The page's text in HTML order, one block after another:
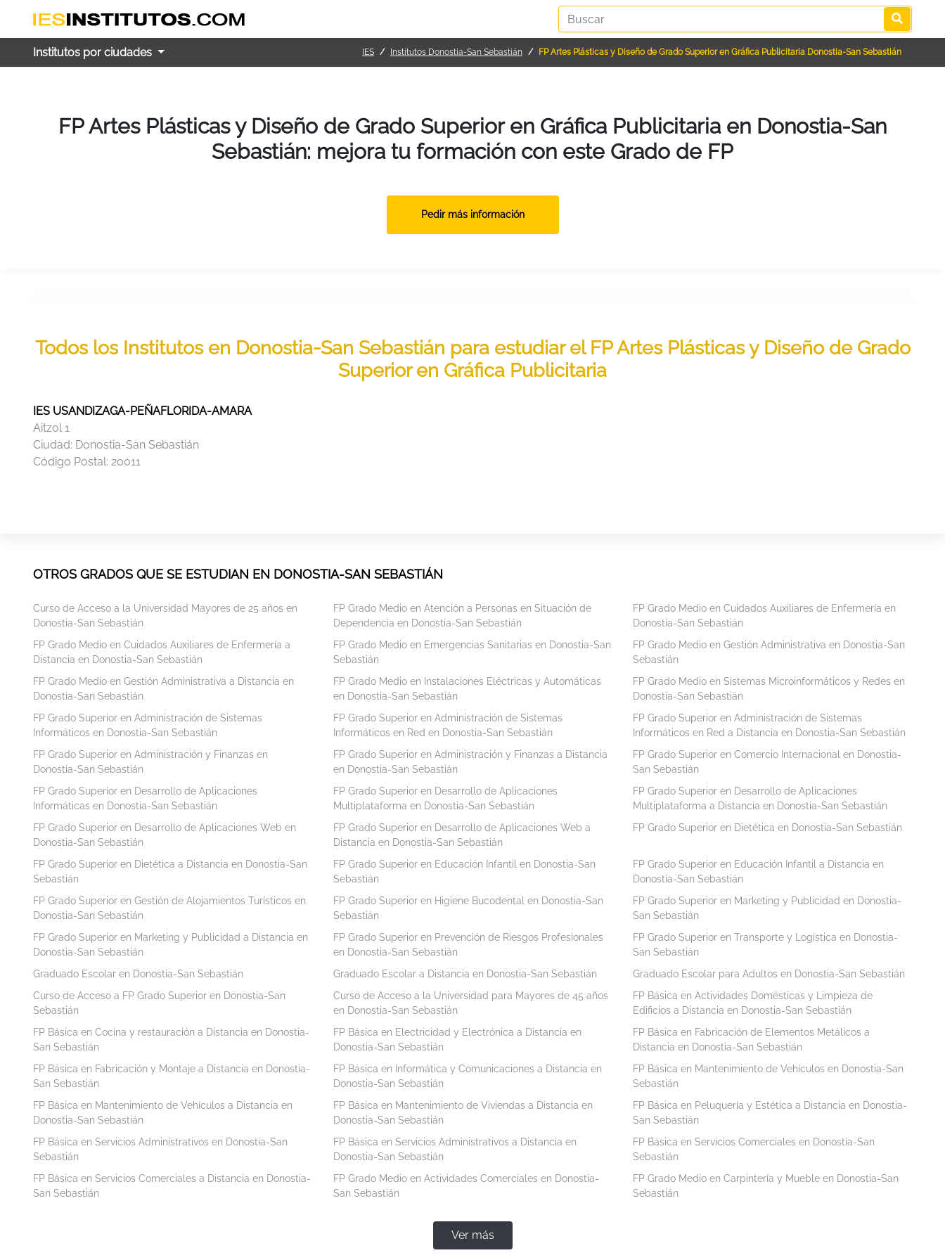
Institutos por ciudades IES Institutos Donostia-San Sebastián FP Artes Plásticas y Diseño de Grado Superior en Gráfica Publicitaria Donostia-San Sebastián
FP Artes Plásticas y Diseño de Grado Superior en Gráfica Publicitaria en Donostia-San
Sebastián: mejora tu formación con este Grado de FP
Pedir más información
Todos los Institutos en Donostia-San Sebastián para estudiar el FP Artes Plásticas y Diseño de Grado
Superior en Gráfica Publicitaria
IES USANDIZAGA-PEÑAFLORIDA-AMARA
Aitzol 1
Ciudad: Donostia-San Sebastián
Código Postal: 20011
OTROS GRADOS QUE SE ESTUDIAN EN DONOSTIA-SAN SEBASTIÁN
Curso de Acceso a la Universidad Mayores de 25 años en
Donostia-San Sebastián
FP Grado Medio en Atención a Personas en Situación de
Dependencia en Donostia-San Sebastián
FP Grado Medio en Cuidados Auxiliares de Enfermería en
Donostia-San Sebastián
FP Grado Medio en Cuidados Auxiliares de Enfermería a
Distancia en Donostia-San Sebastián
FP Grado Medio en Emergencias Sanitarias en Donostia-San
Sebastián
FP Grado Medio en Gestión Administrativa en Donostia-San
Sebastián
FP Grado Medio en Gestión Administrativa a Distancia en
Donostia-San Sebastián
FP Grado Medio en Instalaciones Eléctricas y Automáticas
en Donostia-San Sebastián
FP Grado Medio en Sistemas Microinformáticos y Redes en
Donostia-San Sebastián
FP Grado Superior en Administración de Sistemas
Informáticos en Donostia-San Sebastián
FP Grado Superior en Administración de Sistemas
Informáticos en Red en Donostia-San Sebastián
FP Grado Superior en Administración de Sistemas
Informáticos en Red a Distancia en Donostia-San Sebastián
FP Grado Superior en Administración y Finanzas en
Donostia-San Sebastián
FP Grado Superior en Administración y Finanzas a Distancia
en Donostia-San Sebastián
FP Grado Superior en Comercio Internacional en Donostia-
San Sebastián
FP Grado Superior en Desarrollo de Aplicaciones
Informáticas en Donostia-San Sebastián
FP Grado Superior en Desarrollo de Aplicaciones
Multiplataforma en Donostia-San Sebastián
FP Grado Superior en Desarrollo de Aplicaciones
Multiplataforma a Distancia en Donostia-San Sebastián
FP Grado Superior en Desarrollo de Aplicaciones Web en
Donostia-San Sebastián
FP Grado Superior en Desarrollo de Aplicaciones Web a
Distancia en Donostia-San Sebastián
FP Grado Superior en Dietética en Donostia-San Sebastián
FP Grado Superior en Dietética a Distancia en Donostia-San
Sebastián
FP Grado Superior en Educación Infantil en Donostia-San
Sebastián
FP Grado Superior en Educación Infantil a Distancia en
Donostia-San Sebastián
FP Grado Superior en Gestión de Alojamientos Turísticos en
Donostia-San Sebastián
FP Grado Superior en Higiene Bucodental en Donostia-San
Sebastián
FP Grado Superior en Marketing y Publicidad en Donostia-
San Sebastián
FP Grado Superior en Marketing y Publicidad a Distancia en
Donostia-San Sebastián
FP Grado Superior en Prevención de Riesgos Profesionales
en Donostia-San Sebastián
FP Grado Superior en Transporte y Logística en Donostia-
San Sebastián
Graduado Escolar en Donostia-San Sebastián
Graduado Escolar a Distancia en Donostia-San Sebastián
Graduado Escolar para Adultos en Donostia-San Sebastián
Curso de Acceso a FP Grado Superior en Donostia-San
Sebastián
Curso de Acceso a la Universidad para Mayores de 45 años
en Donostia-San Sebastián
FP Básica en Actividades Domésticas y Limpieza de
Edificios a Distancia en Donostia-San Sebastián
FP Básica en Cocina y restauración a Distancia en Donostia-
San Sebastián
FP Básica en Electricidad y Electrónica a Distancia en
Donostia-San Sebastián
FP Básica en Fabricación de Elementos Metálicos a
Distancia en Donostia-San Sebastián
FP Básica en Fabricación y Montaje a Distancia en Donostia-
San Sebastián
FP Básica en Informática y Comunicaciones a Distancia en
Donostia-San Sebastián
FP Básica en Mantenimiento de Vehículos en Donostia-San
Sebastián
FP Básica en Mantenimiento de Vehículos a Distancia en
Donostia-San Sebastián
FP Básica en Mantenimiento de Viviendas a Distancia en
Donostia-San Sebastián
FP Básica en Peluquería y Estética a Distancia en Donostia-
San Sebastián
FP Básica en Servicios Administrativos en Donostia-San
Sebastián
FP Básica en Servicios Administrativos a Distancia en
Donostia-San Sebastián
FP Básica en Servicios Comerciales en Donostia-San
Sebastián
FP Básica en Servicios Comerciales a Distancia en Donostia-
San Sebastián
FP Grado Medio en Actividades Comerciales en Donostia-
San Sebastián
FP Grado Medio en Carpintería y Mueble en Donostia-San
Sebastián
Ver más